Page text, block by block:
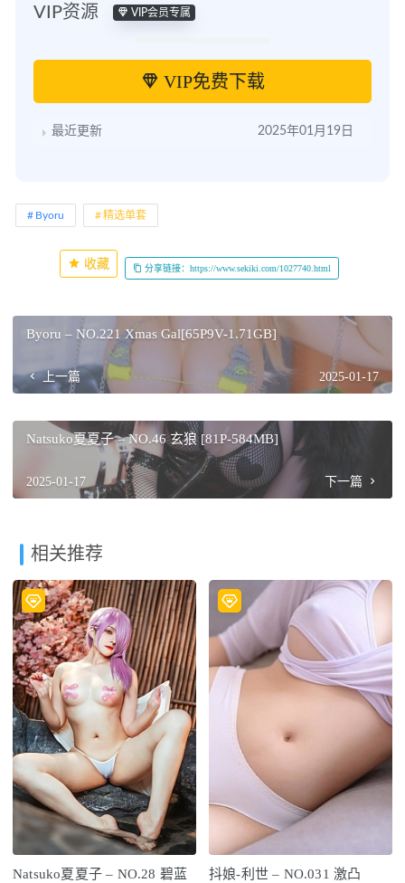
VIP资源 VIP会员专属
VIP免费下载
最近更新 2025年01月19日
Byoru 精选单套
收藏 分享链接：https://www.sekiki.com/1027740.html
Byoru – NO.221 Xmas Gal[65P9V-1.71GB]
上一篇 2025-01-17
Natsuko夏夏子 – NO.46 玄狼 [81P-584MB]
2025-01-17 下一篇
相关推荐
Natsuko夏夏子 – NO.28 碧蓝
抖娘-利世 – NO.031 激凸